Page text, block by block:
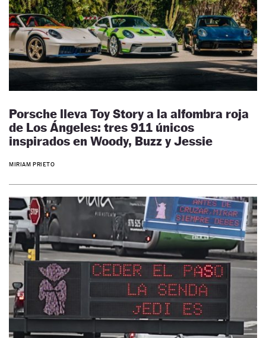
Porsche lleva Toy Story a la alfombra roja
de Los Ángeles: tres 911 únicos
inspirados en Woody, Buzz y Jessie
MIRIAM PRIETO